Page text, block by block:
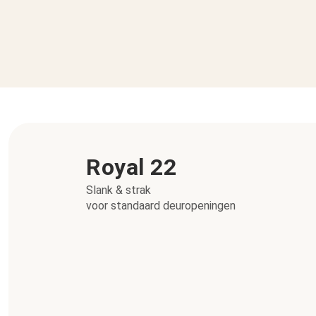
Royal 22
Slank & strak
voor standaard deuropeningen